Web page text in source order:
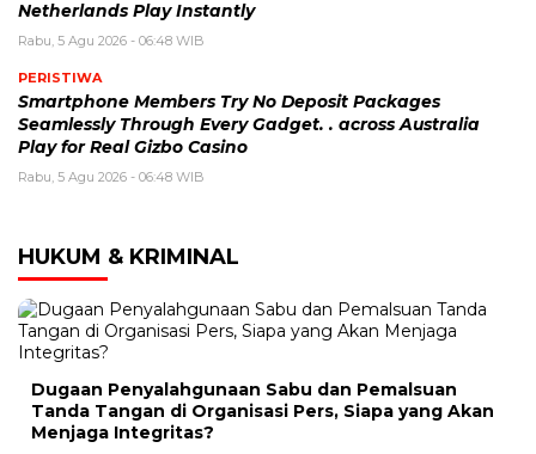
Netherlands Play Instantly
Rabu, 5 Agu 2026 - 06:48 WIB
PERISTIWA
Smartphone Members Try No Deposit Packages
Seamlessly Through Every Gadget. . across Australia
Play for Real Gizbo Casino
Rabu, 5 Agu 2026 - 06:48 WIB
HUKUM & KRIMINAL
Dugaan Penyalahgunaan Sabu dan Pemalsuan
Tanda Tangan di Organisasi Pers, Siapa yang Akan
Menjaga Integritas?